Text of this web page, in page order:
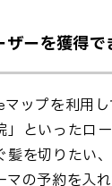
ーを獲得で
ップを利用
」といったロ
髪を切りたい
マの予約を入